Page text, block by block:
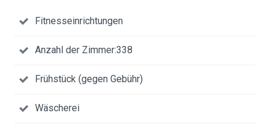
Fitnesseinrichtungen
Anzahl der Zimmer:338
Frühstück (gegen Gebühr)
Wäscherei